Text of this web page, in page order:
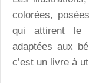
colorées,
qui attirent le
adaptées aux
c’est un livre à